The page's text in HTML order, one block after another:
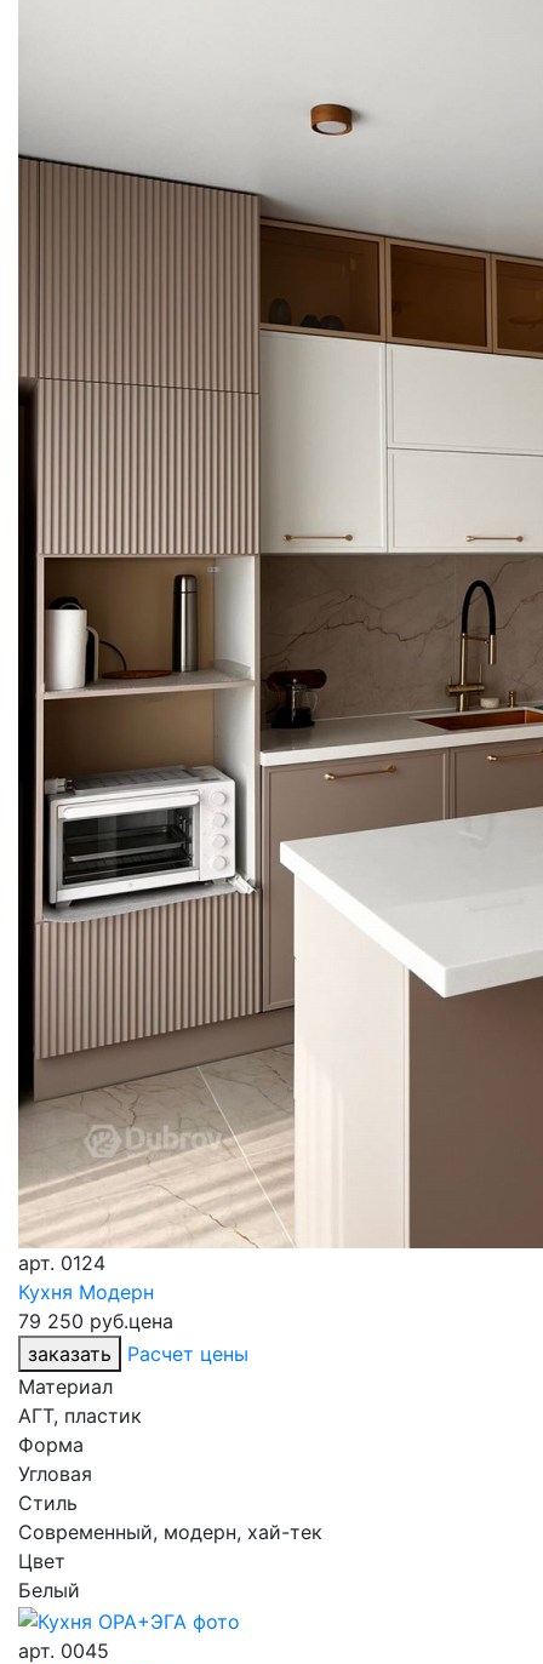
арт. 0124
Кухня Модерн
79 250 руб.цена
заказать
Расчет цены
Материал
АГТ, пластик
Форма
Угловая
Стиль
Современный, модерн, хай-тек
Цвет
Белый
арт. 0045